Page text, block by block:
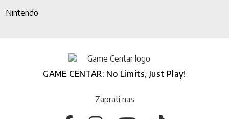
Nintendo
GAME CENTAR: No Limits, Just Play!
Zaprati nas